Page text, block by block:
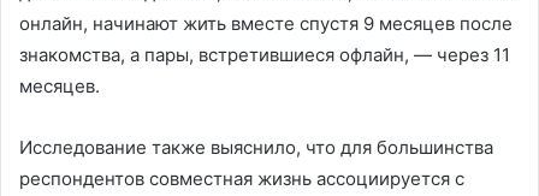
онлайн, начинают жить вместе спустя 9 месяцев после
знакомства, а пары, встретившиеся офлайн, — через 11
месяцев.
Исследование также выяснило, что для большинства
респондентов совместная жизнь ассоциируется с